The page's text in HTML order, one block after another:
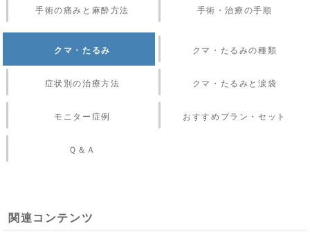
手術の痛みと麻酔方法 手術・治療の手順
クマ・たるみ クマ・たるみの種類
症状別の治療方法 クマ・たるみと涙袋
モニター症例 おすすめプラン・セット
Ｑ＆Ａ
関連コンテンツ